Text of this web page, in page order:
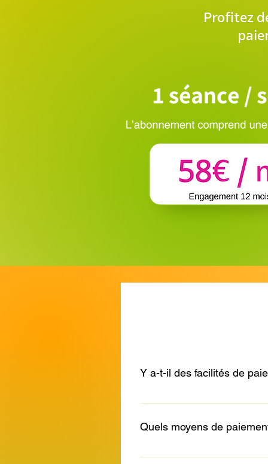
Profitez
Y a-t-il des facilités de
Oui. Nous pouvons
Quels moyens de
Nous acceptons deux